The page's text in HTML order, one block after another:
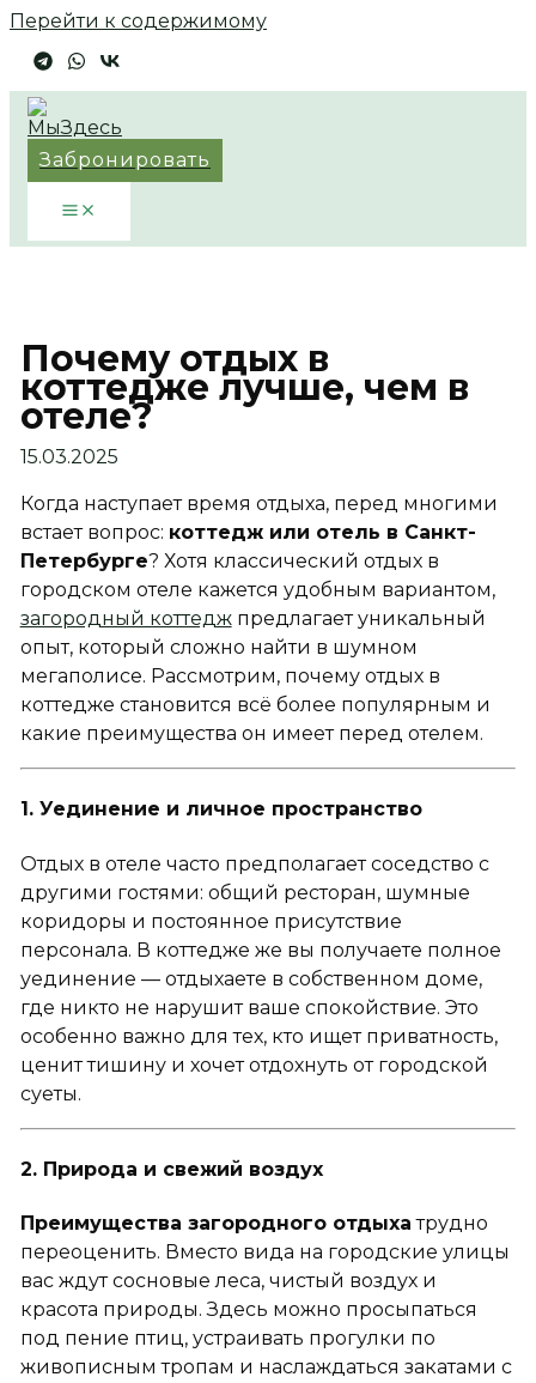
Перейти к содержимому
Забронировать
Почему отдых в
коттедже лучше, чем в
отеле?
15.03.2025
Когда наступает время отдыха, перед многими
встает вопрос: коттедж или отель в Санкт-
Петербурге? Хотя классический отдых в
городском отеле кажется удобным вариантом,
загородный коттеджпредлагает уникальный
опыт, который сложно найти в шумном
мегаполисе. Рассмотрим, почему отдых в
коттедже становится всё более популярным и
какие преимущества он имеет перед отелем.
1. Уединение и личное пространство
Отдых в отеле часто предполагает соседство с
другими гостями: общий ресторан, шумные
коридоры и постоянное присутствие
персонала. В коттедже же вы получаете полное
уединение — отдыхаете в собственном доме,
где никто не нарушит ваше спокойствие. Это
особенно важно для тех, кто ищет приватность,
ценит тишину и хочет отдохнуть от городской
суеты.
2. Природа и свежий воздух
Преимущества загородного отдыха трудно
переоценить. Вместо вида на городские улицы
вас ждут сосновые леса, чистый воздух и
красота природы. Здесь можно просыпаться
под пение птиц, устраивать прогулки по
живописным тропам и наслаждаться закатами с